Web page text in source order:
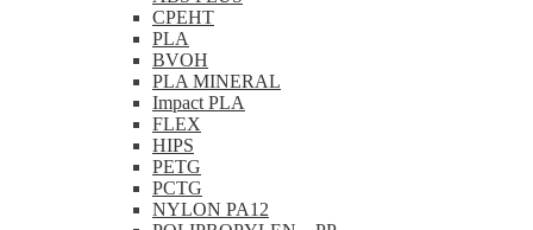
CPEHT
PLA
BVOH
PLA MINERAL
Impact PLA
FLEX
HIPS
PETG
PCTG
NYLON PA12